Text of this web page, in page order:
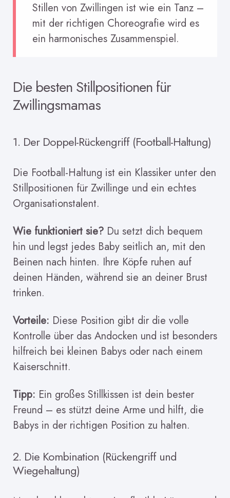
Stillen von Zwillingen ist wie ein Tanz –
mit der richtigen Choreografie wird es
ein harmonisches Zusammenspiel.
Die besten Stillpositionen für
Zwillingsmamas
1. Der Doppel-Rückengriff (Football-Haltung)
Die Football-Haltung ist ein Klassiker unter den
Stillpositionen für Zwillinge und ein echtes
Organisationstalent.
Wie funktioniert sie? Du setzt dich bequem
hin und legst jedes Baby seitlich an, mit den
Beinen nach hinten. Ihre Köpfe ruhen auf
deinen Händen, während sie an deiner Brust
trinken.
Vorteile: Diese Position gibt dir die volle
Kontrolle über das Andocken und ist besonders
hilfreich bei kleinen Babys oder nach einem
Kaiserschnitt.
Tipp: Ein großes Stillkissen ist dein bester
Freund – es stützt deine Arme und hilft, die
Babys in der richtigen Position zu halten.
2. Die Kombination (Rückengriff und
Wiegehaltung)